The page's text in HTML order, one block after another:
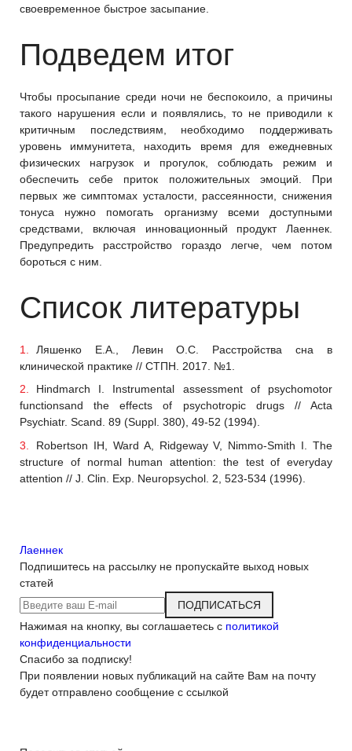
своевременное быстрое засыпание.
Подведем итог
Чтобы просыпание среди ночи не беспокоило, а причины
такого нарушения если и появлялись, то не приводили к
критичным последствиям, необходимо поддерживать
уровень иммунитета, находить время для ежедневных
физических нагрузок и прогулок, соблюдать режим и
обеспечить себе приток положительных эмоций. При
первых же симптомах усталости, рассеянности, снижения
тонуса нужно помогать организму всеми доступными
средствами, включая инновационный продукт Лаеннек.
Предупредить расстройство гораздо легче, чем потом
бороться с ним.
Список литературы
Ляшенко Е.А., Левин О.С. Расстройства сна в
клинической практике // СТПН. 2017. №1.
Hindmarch I. Instrumental assessment of psychomotor
functionsand the effects of psychotropic drugs // Acta
Psychiatr. Scand. 89 (Suppl. 380), 49-52 (1994).
Robertson IH, Ward A, Ridgeway V, Nimmo-Smith I. The
structure of normal human attention: the test of everyday
attention // J. Clin. Exp. Neuropsychol. 2, 523-534 (1996).
Лаеннек
Подпишитесь на рассылку не пропускайте выход новых
статей
ПОДПИСАТЬСЯ
Нажимая на кнопку, вы соглашаетесь с политикой
конфиденциальности
Спасибо за подписку!
При появлении новых публикаций на сайте Вам на почту
будет отправлено сообщение с ссылкой